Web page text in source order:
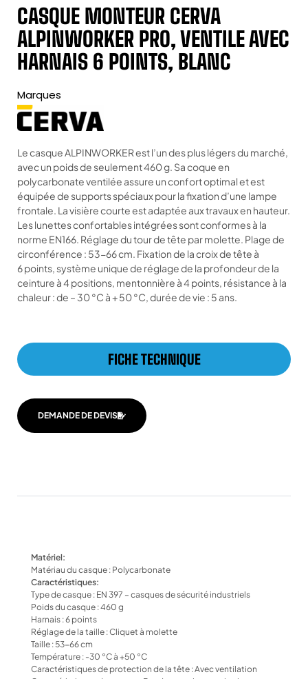
CASQUE MONTEUR CERVA
ALPINWORKER PRO, VENTILE AVEC
HARNAIS 6 POINTS, BLANC
Marques
Le casque ALPINWORKER est l’un des plus légers du marché,
avec un poids de seulement 460 g. Sa coque en
polycarbonate ventilée assure un confort optimal et est
équipée de supports spéciaux pour la fixation d’une lampe
frontale. La visière courte est adaptée aux travaux en hauteur.
Les lunettes confortables intégrées sont conformes à la
norme EN166. Réglage du tour de tête par molette. Plage de
circonférence : 53-66 cm. Fixation de la croix de tête à
6 points, système unique de réglage de la profondeur de la
ceinture à 4 positions, mentonnière à 4 points, résistance à la
chaleur : de – 30 °C à + 50 °C, durée de vie : 5 ans.
FICHE TECHNIQUE
DEMANDE DE DEVIS
Matériel:
Matériau du casque : Polycarbonate
Caractéristiques:
Type de casque : EN 397 – casques de sécurité industriels
Poids du casque : 460 g
Harnais : 6 points
Réglage de la taille : Cliquet à molette
Taille : 53-66 cm
Température : -30 °C à +50 °C
Caractéristiques de protection de la tête : Avec ventilation